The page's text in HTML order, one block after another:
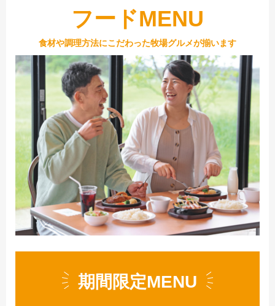
フードMENU
食材や調理方法にこだわった牧場グルメが揃います
期間限定MENU